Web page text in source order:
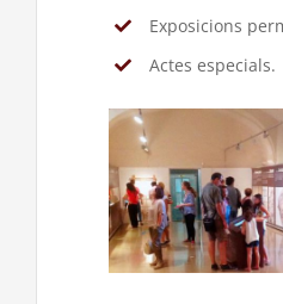
Exposicions
Actes especials.